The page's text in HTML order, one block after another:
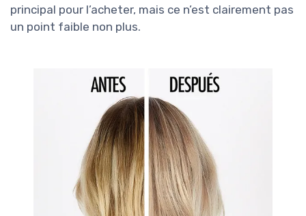
principal pour l’acheter, mais ce n’est clairement pas
un point faible non plus.